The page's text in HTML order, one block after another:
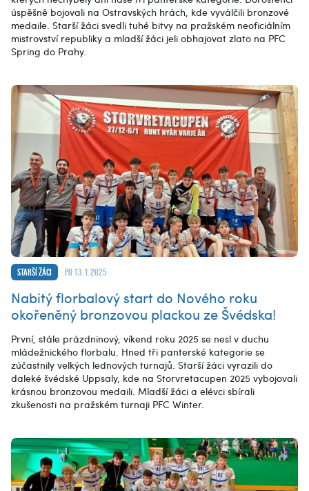
úspěšně bojovali na Ostravských hrách, kde vyválčili bronzové
medaile. Starší žáci svedli tuhé bitvy na pražském neoficiálním
mistrovství republiky a mladší žáci jeli obhajovat zlato na PFC
Spring do Prahy.
Starší žáci po 13.1.2025
Nabitý florbalový start do Nového roku
okořeněný bronzovou plackou ze Švédska!
První, stále prázdninový, víkend roku 2025 se nesl v duchu
mládežnického florbalu. Hned tři panterské kategorie se
zúčastnily velkých lednových turnajů. Starší žáci vyrazili do
daleké švédské Uppsaly, kde na Storvretacupen 2025 vybojovali
krásnou bronzovou medaili. Mladší žáci a elévci sbírali
zkušenosti na pražském turnaji PFC Winter.